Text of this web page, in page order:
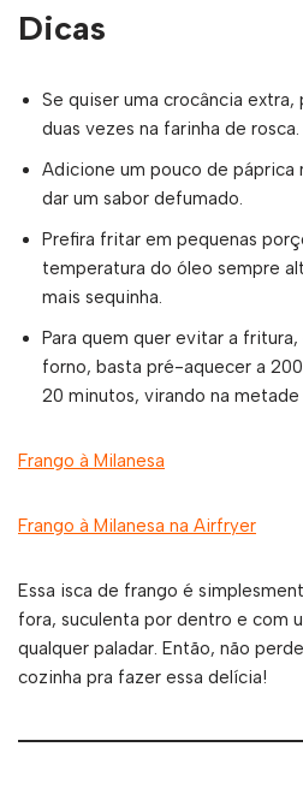
Dicas
Se quiser uma crocância extra,
duas vezes na farinha de rosca.
Adicione um pouco de páprica
dar um sabor defumado.
Prefira fritar em pequenas
temperatura do óleo sempre
mais sequinha.
Para quem quer evitar a
forno, basta pré-aquecer a
20 minutos, virando na metade
Frango à Milanesa
Frango à Milanesa na Airfryer
Essa isca de frango é
fora, suculenta por dentro e com
qualquer paladar. Então, não
cozinha pra fazer essa delícia!